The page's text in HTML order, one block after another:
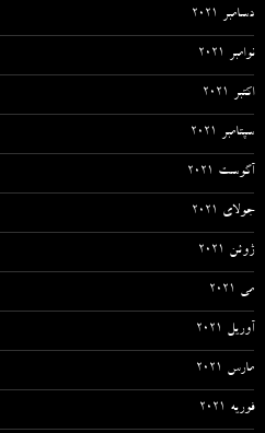
دسامبر 2021
نوامبر 2021
اکتبر 2021
سپتامبر 2021
آگوست 2021
جولای 2021
ژوئن 2021
می 2021
آوریل 2021
مارس 2021
فوریه 2021